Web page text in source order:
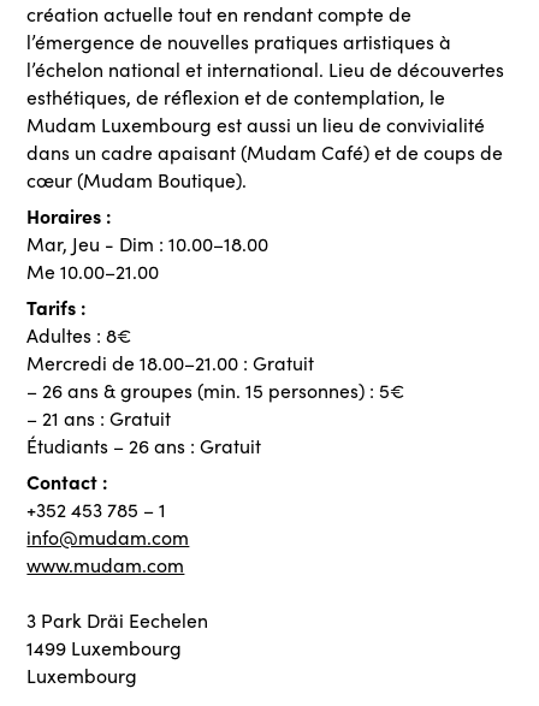
création actuelle tout en rendant compte de
l’émergence de nouvelles pratiques artistiques à
l’échelon national et international. Lieu de découvertes
esthétiques, de réflexion et de contemplation, le
Mudam Luxembourg est aussi un lieu de convivialité
dans un cadre apaisant (Mudam Café) et de coups de
cœur (Mudam Boutique).
Horaires :
Mar, Jeu - Dim : 10.00–18.00
Me 10.00–21.00
Tarifs :
Adultes : 8€
Mercredi de 18.00–21.00 : Gratuit
– 26 ans & groupes (min. 15 personnes) : 5€
– 21 ans : Gratuit
Étudiants – 26 ans : Gratuit
Contact :
+352 453 785 – 1
info@mudam.com
www.mudam.com
3 Park Dräi Eechelen
1499 Luxembourg
Luxembourg